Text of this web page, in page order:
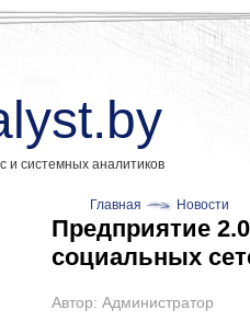
и системных аналитиков
Главная Новости
Предприятие
социальных
Автор: Администратор